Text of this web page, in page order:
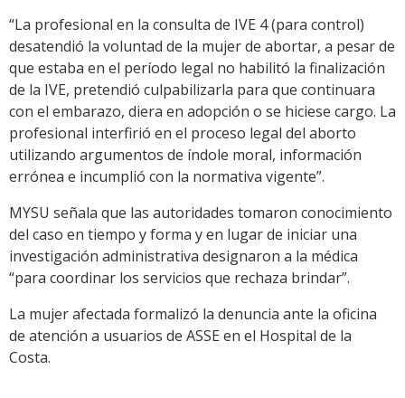
“La profesional en la consulta de IVE 4 (para control)
desatendió la voluntad de la mujer de abortar, a pesar de
que estaba en el período legal no habilitó la finalización
de la IVE, pretendió culpabilizarla para que continuara
con el embarazo, diera en adopción o se hiciese cargo. La
profesional interfirió en el proceso legal del aborto
utilizando argumentos de índole moral, información
errónea e incumplió con la normativa vigente”.
MYSU señala que las autoridades tomaron conocimiento
del caso en tiempo y forma y en lugar de iniciar una
investigación administrativa designaron a la médica
“para coordinar los servicios que rechaza brindar”.
La mujer afectada formalizó la denuncia ante la oficina
de atención a usuarios de ASSE en el Hospital de la
Costa.